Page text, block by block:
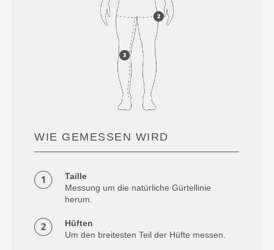
WIE GEMESSEN WIRD
Taille
Messung um die natürliche Gürtellinie
herum.
Hüften
Um den breitesten Teil der Hüfte messen.